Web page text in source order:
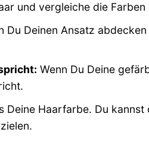
und vergleiche die Farben
Du Deinen Ansatz
Wenn Du Deine
Deine Haarfarbe. Du